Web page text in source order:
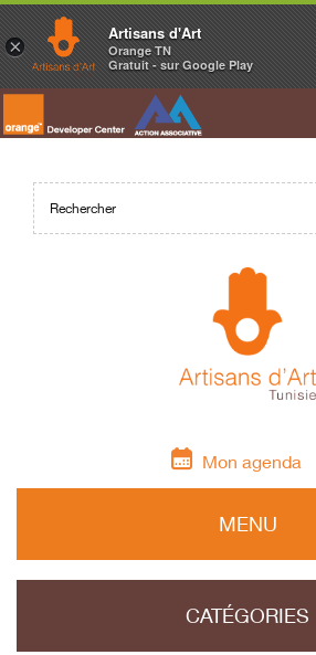
Mon agenda
MENU
CATÉGORIES
×
Artisans d'Art
Orange TN
Gratuit - sur Google Play